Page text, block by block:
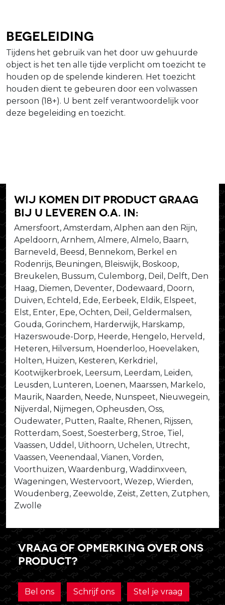
Begeleiding
Tijdens het gebruik van het door uw gehuurde
object is het ten alle tijde verplicht om toezicht te
houden op de spelende kinderen. Het toezicht
houden dient te gebeuren door een volwassen
persoon (18+). U bent zelf verantwoordelijk voor
deze begeleiding en toezicht.
Wij komen dit product graag
bij u leveren o.a. in:
Amersfoort, Amsterdam, Alphen aan den Rijn,
Apeldoorn, Arnhem, Almere, Almelo, Baarn,
Barneveld, Beesd, Bennekom, Berkel en
Rodenrijs, Beuningen, Bleiswijk, Boskoop,
Breukelen, Bussum, Culemborg, Deil, Delft, Den
Haag, Diemen, Deventer, Dodewaard, Doorn,
Duiven, Echteld, Ede, Eerbeek, Eldik, Elspeet,
Elst, Enter, Epe, Ochten, Deil, Geldermalsen,
Gouda, Gorinchem, Harderwijk, Harskamp,
Hazerswoude-Dorp, Heerde, Hengelo, Herveld,
Heteren, Hilversum, Hoenderloo, Hoevelaken,
Holten, Huizen, Kesteren, Kerkdriel,
Kootwijkerbroek, Leersum, Leerdam, Leiden,
Leusden, Lunteren, Loenen, Maarssen, Markelo,
Maurik, Naarden, Neede, Nunspeet, Nieuwegein,
Nijverdal, Nijmegen, Opheusden, Oss,
Oudewater, Putten, Raalte, Rhenen, Rijssen,
Rotterdam, Soest, Soesterberg, Stroe, Tiel,
Vaassen, Uddel, Uithoorn, Uchelen, Utrecht,
Vaassen, Veenendaal, Vianen, Vorden,
Voorthuizen, Waardenburg, Waddinxveen,
Wageningen, Westervoort, Wezep, Wierden,
Woudenberg, Zeewolde, Zeist, Zetten, Zutphen,
Zwolle
Vraag of opmerking over ons
product?
Bel ons Schrijf ons Stel je vraag